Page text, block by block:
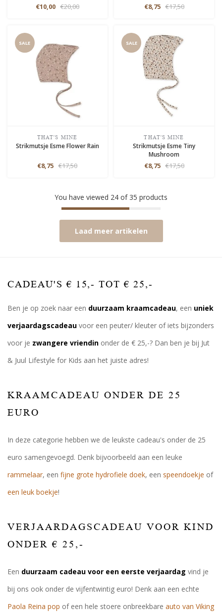
€10,00 €20,00 €8,75 €17,50
SALE
THAT'S MINE
Strikmutsje Esme Flower Rain
€8,75 €17,50
SALE
THAT'S MINE
Strikmutsje Esme Tiny
Mushroom
€8,75 €17,50
You have viewed 24 of 35 products
Laad meer artikelen
CADEAU'S € 15,- TOT € 25,-
Ben je op zoek naar een duurzaam kraamcadeau, een uniek
verjaardagscadeau voor een peuter/ kleuter of iets bijzonders
voor je zwangere vriendin onder de € 25,-? Dan ben je bij Jut
& Juul Lifestyle for Kids aan het juiste adres!
KRAAMCADEAU ONDER DE 25
EURO
In deze categorie hebben we de leukste cadeau's onder de 25
euro samengevoegd. Denk bijvoorbeeld aan een leuke
rammelaar, een fijne grote hydrofiele doek, een speendoekje of
een leuk boekje!
VERJAARDAGSCADEAU VOOR KIND
ONDER € 25,-
Een duurzaam cadeau voor een eerste verjaardag vind je
bij ons ook onder de vijfentwintig euro! Denk aan een echte
Paola Reina pop of een hele stoere onbreekbare auto van Viking